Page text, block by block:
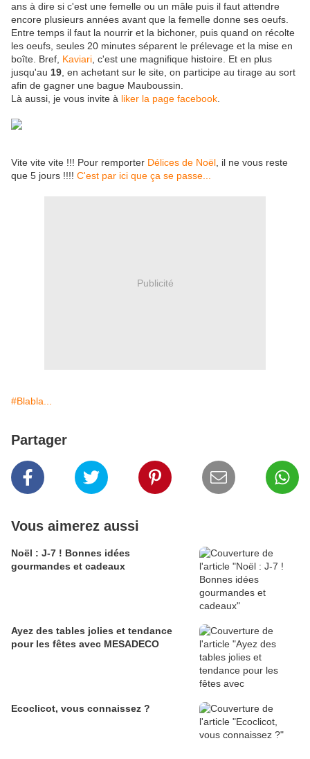
ans à dire si c'est une femelle ou un mâle puis il faut attendre
encore plusieurs années avant que la femelle donne ses oeufs.
Entre temps il faut la nourrir et la bichoner, puis quand on récolte
les oeufs, seules 20 minutes séparent le prélevage et la mise en
boîte. Bref, Kaviari , c'est une magnifique histoire. Et en plus
jusqu'au 19 , en achetant sur le site, on participe au tirage au sort
afin de gagner une bague Mauboussin.
Là aussi, je vous invite à liker la page facebook
Vite vite vite !!! Pour remporter Délices de Noël , il ne vous reste
que 5 jours !!!! C'est par ici que ça se passe...
Publicité
#Blabla...
Partager
Vous aimerez aussi
Noël : J-7 ! Bonnes idées
gourmandes et cadeaux
Ayez des tables jolies et tendance
pour les fêtes avec MESADECO
Ecoclicot, vous connaissez ?